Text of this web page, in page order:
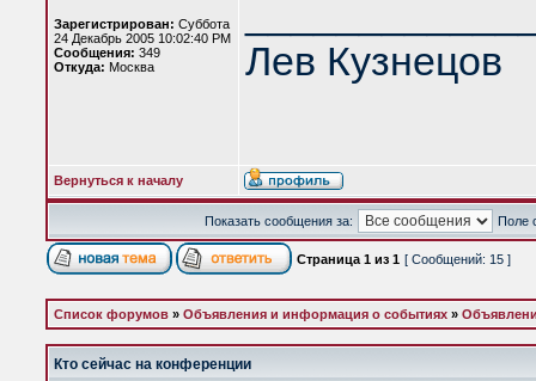
Зарегистрирован: Суббота
24 Декабрь 2005 10:02:40 PM
Сообщения: 349
Откуда: Москва
Лев Кузнецов
Вернуться к началу
Показать сообщения за: Поле
Страница 1 из 1 [ Сообщений: 15 ]
Список форумов » Объявления и информация о событиях »
Кто сейчас на конференции